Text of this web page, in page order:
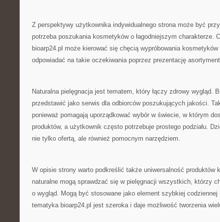
Z perspektywy użytkownika indywidualnego strona może być
potrzeba poszukania kosmetyków o łagodniejszym charakterze.
bioarp24.pl może kierować się chęcią wypróbowania
odpowiadać na takie oczekiwania poprzez prezentację
Naturalna pielęgnacja jest tematem, który łączy zdrowy wygląd.
przedstawić jako serwis dla odbiorców poszukujących jakości.
ponieważ pomagają uporządkować wybór w świecie, w którym
produktów, a użytkownik często potrzebuje prostego podziału.
nie tylko ofertą, ale również pomocnym narzędziem.
W opisie strony warto podkreślić także uniwersalność produktów
naturalne mogą sprawdzać się w pielęgnacji wszystkich, którzy
o wygląd. Mogą być stosowane jako element szybkiej codziennej
tematyka bioarp24.pl jest szeroka i daje możliwość tworzenia